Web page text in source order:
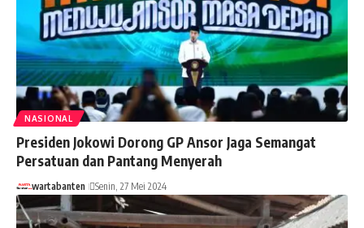
NASIONAL
Presiden Jokowi Dorong GP Ansor Jaga Semangat
Persatuan dan Pantang Menyerah
wartabanten Senin, 27 Mei 2024